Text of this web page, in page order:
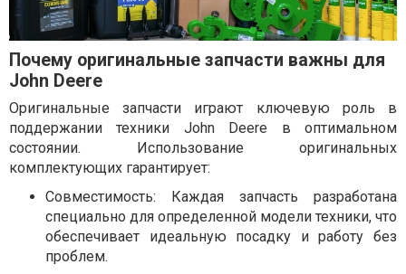
Почему оригинальные запчасти важны для
John Deere
Оригинальные запчасти играют ключевую роль в
поддержании техники John Deere в оптимальном
состоянии. Использование оригинальных
комплектующих гарантирует:
Совместимость: Каждая запчасть разработана
специально для определенной модели техники, что
обеспечивает идеальную посадку и работу без
проблем.